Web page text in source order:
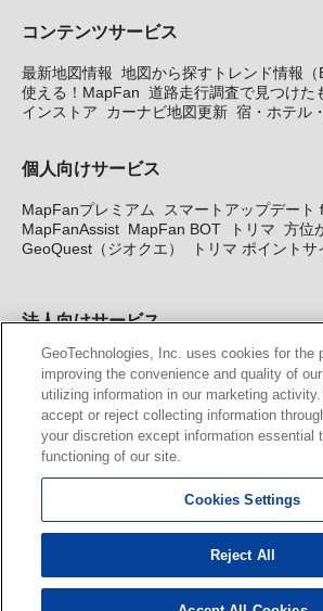
コンテンツサービス
最新地図情報 地図から探すトレンド情報（
使える！MapFan 道路走行調査で見つけた
インストア
カーナビ地図更新 宿・ホテル
個人向けサービス
MapFanプレミアム
スマートアップデート
MapFanAssist MapFan BOT トリマ 方位
GeoQuest（ジオクエ）
トリマ ポイントサ
法人向けサービス
法人向け地図・位置情報サービス WEBサ
図API Windows PC向け地図開発キット
サービス
MAP WORLD+ トリマ広告 Geo-
カーナビ地図更新サービス
MapFan スマートメンバーズ
KENWOOD MapFan Club
GeoTechnologies, Inc. uses cookies for the
improving the convenience and quality of
utilizing information in our marketing
accept or reject collecting information
your discretion except information essential
functioning of our site.
Cookies Settings
Reject All